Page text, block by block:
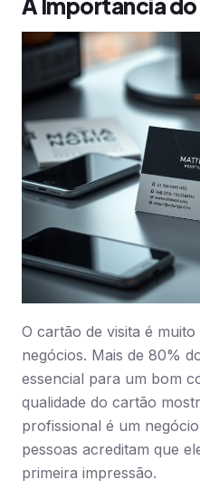
A Importância
O cartão de visita é
negócios. Mais de 80%
essencial para um bom
qualidade do cartão
profissional é um
pessoas acreditam que
primeira impressão.